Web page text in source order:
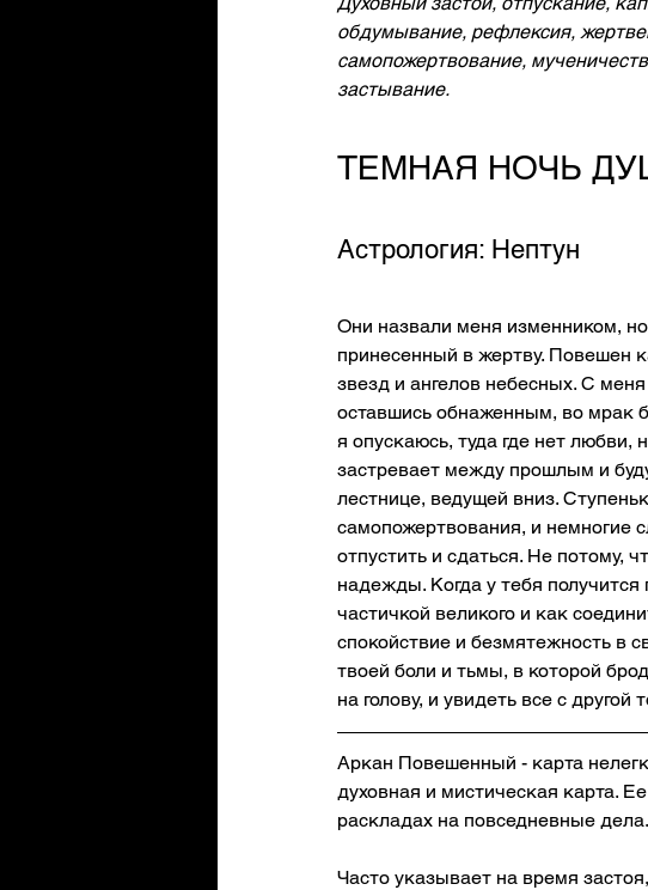
обдумывание, рефлексия,
самопожертвование,
застывание.
ТЕМНАЯ НОЧЬ
Астрология: Нептун
Они назвали меня изменником,
принесенный в жертву. Повешен
звезд и ангелов небесных. С
оставшись обнаженным, во мрак
я опускаюсь, туда где нет любви,
застревает между прошлым и
лестнице, ведущей вниз.
самопожертвования, и немногие
отпустить и сдаться. Не потому,
надежды. Когда у тебя
частичкой великого и как
спокойствие и безмятежность в
твоей боли и тьмы, в которой
на голову, и увидеть все с другой
Аркан Повешенный - карта
духовная и мистическая карта.
раскладах на повседневные дела.
Часто указывает на время